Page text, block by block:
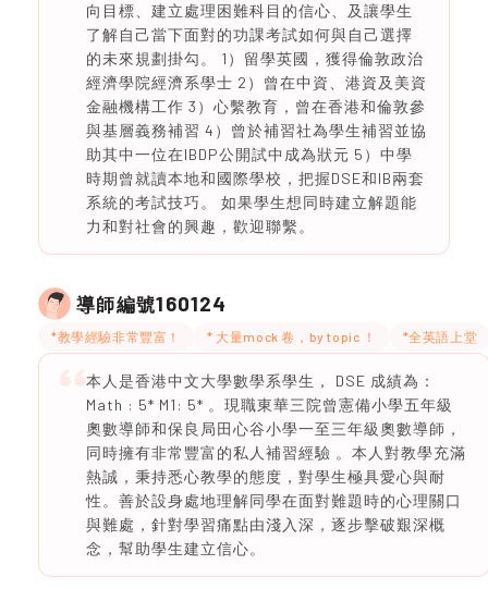
向目標、建立處理困難科目的信心、及讓學生
了解自己當下面對的功課考試如何與自己選擇
的未來規劃掛勾。 1）留學英國，獲得倫敦政治
經濟學院經濟系學士 2）曾在中資、港資及美資
金融機構工作 3）心繫教育，曾在香港和倫敦參
與基層義務補習 4）曾於補習社為學生補習並協
助其中一位在IBDP公開試中成為狀元 5）中學
時期曾就讀本地和國際學校，把握DSE和IB兩套
系統的考試技巧。 如果學生想同時建立解題能
力和對社會的興趣，歡迎聯繫。
導師編號160124
*教學經驗非常豐富！ * 大量mock 卷，by topic ！ *全英語上堂
本人是香港中文大學數學系學生， DSE 成績為：
Math : 5* M1: 5* 。現職東華三院曾憲備小學五年級
奧數導師和保良局田心谷小學一至三年級奧數導師，
同時擁有非常豐富的私人補習經驗 。本人對教學充滿
熱誠，秉持悉心教學的態度，對學生極具愛心與耐
性。善於設身處地理解同學在面對難題時的心理關口
與難處，針對學習痛點由淺入深，逐步擊破艱深概
念，幫助學生建立信心。